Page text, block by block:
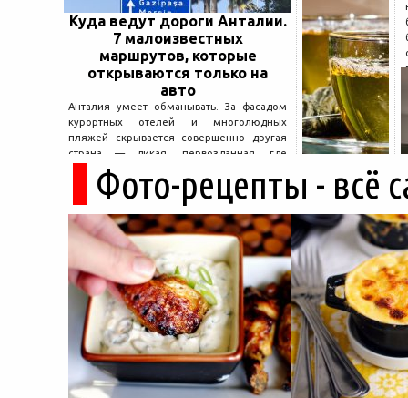
Куда ведут дороги Анталии.
7 малоизвестных
маршрутов, которые
открываются только на
авто
Анталия умеет обманывать. За фасадом
курортных отелей и многолюдных
пляжей скрывается совершенно другая
страна — дикая, первозданная, где
древние руины дремлют в тени кедров, а
горные дороги ведут к местам, о которых
не расскажет ни один автобусный гид....
Фото-рецепты - всё